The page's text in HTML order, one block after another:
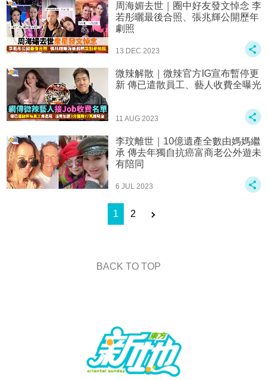
周海媚去世｜圈中好友發文悼念 李
若彤曬最後合照、張兆輝公開歷年
劇照
13 DEC 2023
微辣解散｜微辣官方IG宣布暫停更
新 傳已遣散員工、藝人收費全曝光
11 AUG 2023
李玟離世｜10億遺產全數由媽媽繼
承 傳去年獨自抗癌富商老公外遊未
有陪同
6 JUL 2023
1 2
BACK TO TOP